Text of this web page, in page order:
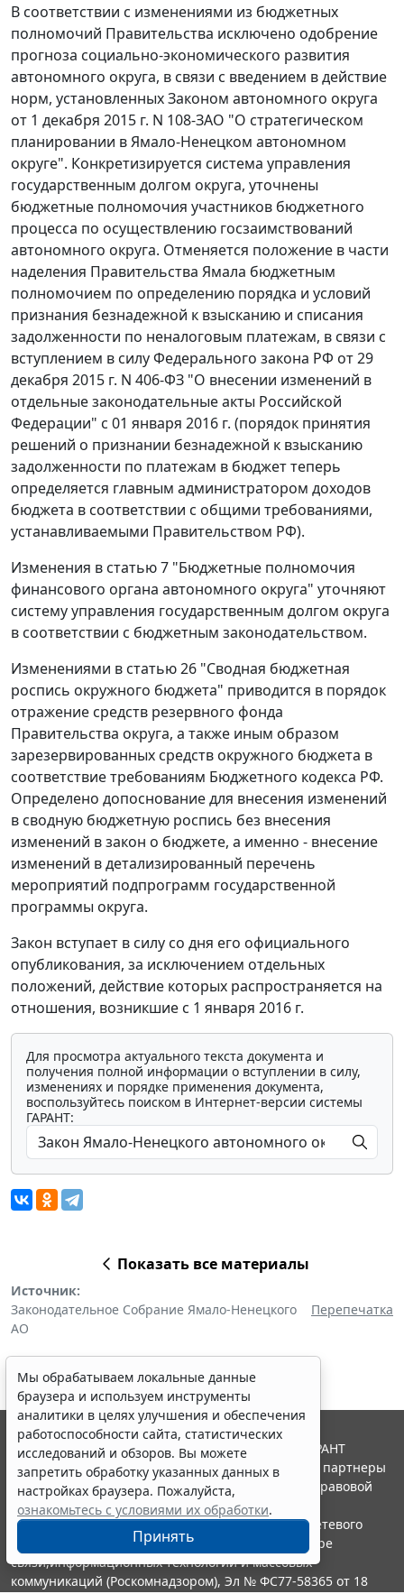
В соответствии с изменениями из бюджетных
полномочий Правительства исключено одобрение
прогноза социально-экономического развития
автономного округа, в связи с введением в действие
норм, установленных Законом автономного округа
от 1 декабря 2015 г. N 108-ЗАО "О стратегическом
планировании в Ямало-Ненецком автономном
округе". Конкретизируется система управления
государственным долгом округа, уточнены
бюджетные полномочия участников бюджетного
процесса по осуществлению госзаимствований
автономного округа. Отменяется положение в части
наделения Правительства Ямала бюджетным
полномочием по определению порядка и условий
признания безнадежной к взысканию и списания
задолженности по неналоговым платежам, в связи с
вступлением в силу Федерального закона РФ от 29
декабря 2015 г. N 406-ФЗ "О внесении изменений в
отдельные законодательные акты Российской
Федерации" с 01 января 2016 г. (порядок принятия
решений о признании безнадежной к взысканию
задолженности по платежам в бюджет теперь
определяется главным администратором доходов
бюджета в соответствии с общими требованиями,
устанавливаемыми Правительством РФ).
Изменения в статью 7 "Бюджетные полномочия
финансового органа автономного округа" уточняют
систему управления государственным долгом округа
в соответствии с бюджетным законодательством.
Изменениями в статью 26 "Сводная бюджетная
роспись окружного бюджета" приводится в порядок
отражение средств резервного фонда
Правительства округа, а также иным образом
зарезервированных средств окружного бюджета в
соответствие требованиям Бюджетного кодекса РФ.
Определено допоснование для внесения изменений
в сводную бюджетную роспись без внесения
изменений в закон о бюджете, а именно - внесение
изменений в детализированный перечень
мероприятий подпрограмм государственной
программы округа.
Закон вступает в силу со дня его официального
опубликования, за исключением отдельных
положений, действие которых распространяется на
отношения, возникшие с 1 января 2016 г.
Для просмотра актуального текста документа и
получения полной информации о вступлении в силу,
изменениях и порядке применения документа,
воспользуйтесь поиском в Интернет-версии системы
ГАРАНТ:
Показать все материалы
Источник:
Законодательное Собрание Ямало-Ненецкого
АО
Перепечатка
Мы обрабатываем локальные данные
браузера и используем инструменты
аналитики в целях улучшения и обеспечения
работоспособности сайта, статистических
исследований и обзоров. Вы можете
запретить обработку указанных данных в
настройках браузера. Пожалуйста,
ознакомьтесь с условиями их обработки.
Принять
© ООО "НПП "ГАРАНТ-СЕРВИС", 2026. Система ГАРАНТ
выпускается с 1990 года. Компания "Гарант" и ее партнеры
являются участниками Российской ассоциации правовой
информации ГАРАНТ.
Портал ГАРАНТ.РУ зарегистрирован в качестве сетевого
издания Федеральной службой по надзору в сфере
связи,информационных технологий и массовых
коммуникаций (Роскомнадзором), Эл № ФС77-58365 от 18